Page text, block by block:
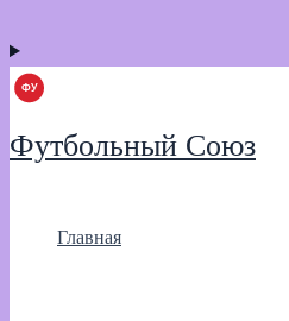
Футбольный Союз
Главная